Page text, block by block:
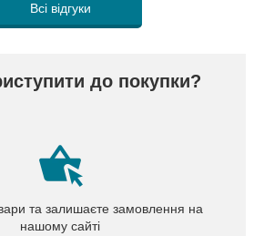
Всі відгуки
до покупки?
та залишаєте замовлення на
нашому сайті